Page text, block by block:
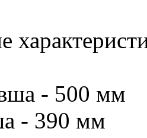
- 500 мм
- 390 мм